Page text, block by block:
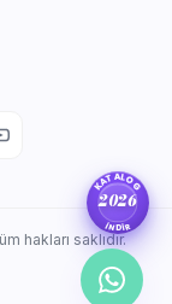
hakları saklıdır.
KATALOG
İNDİR
2026